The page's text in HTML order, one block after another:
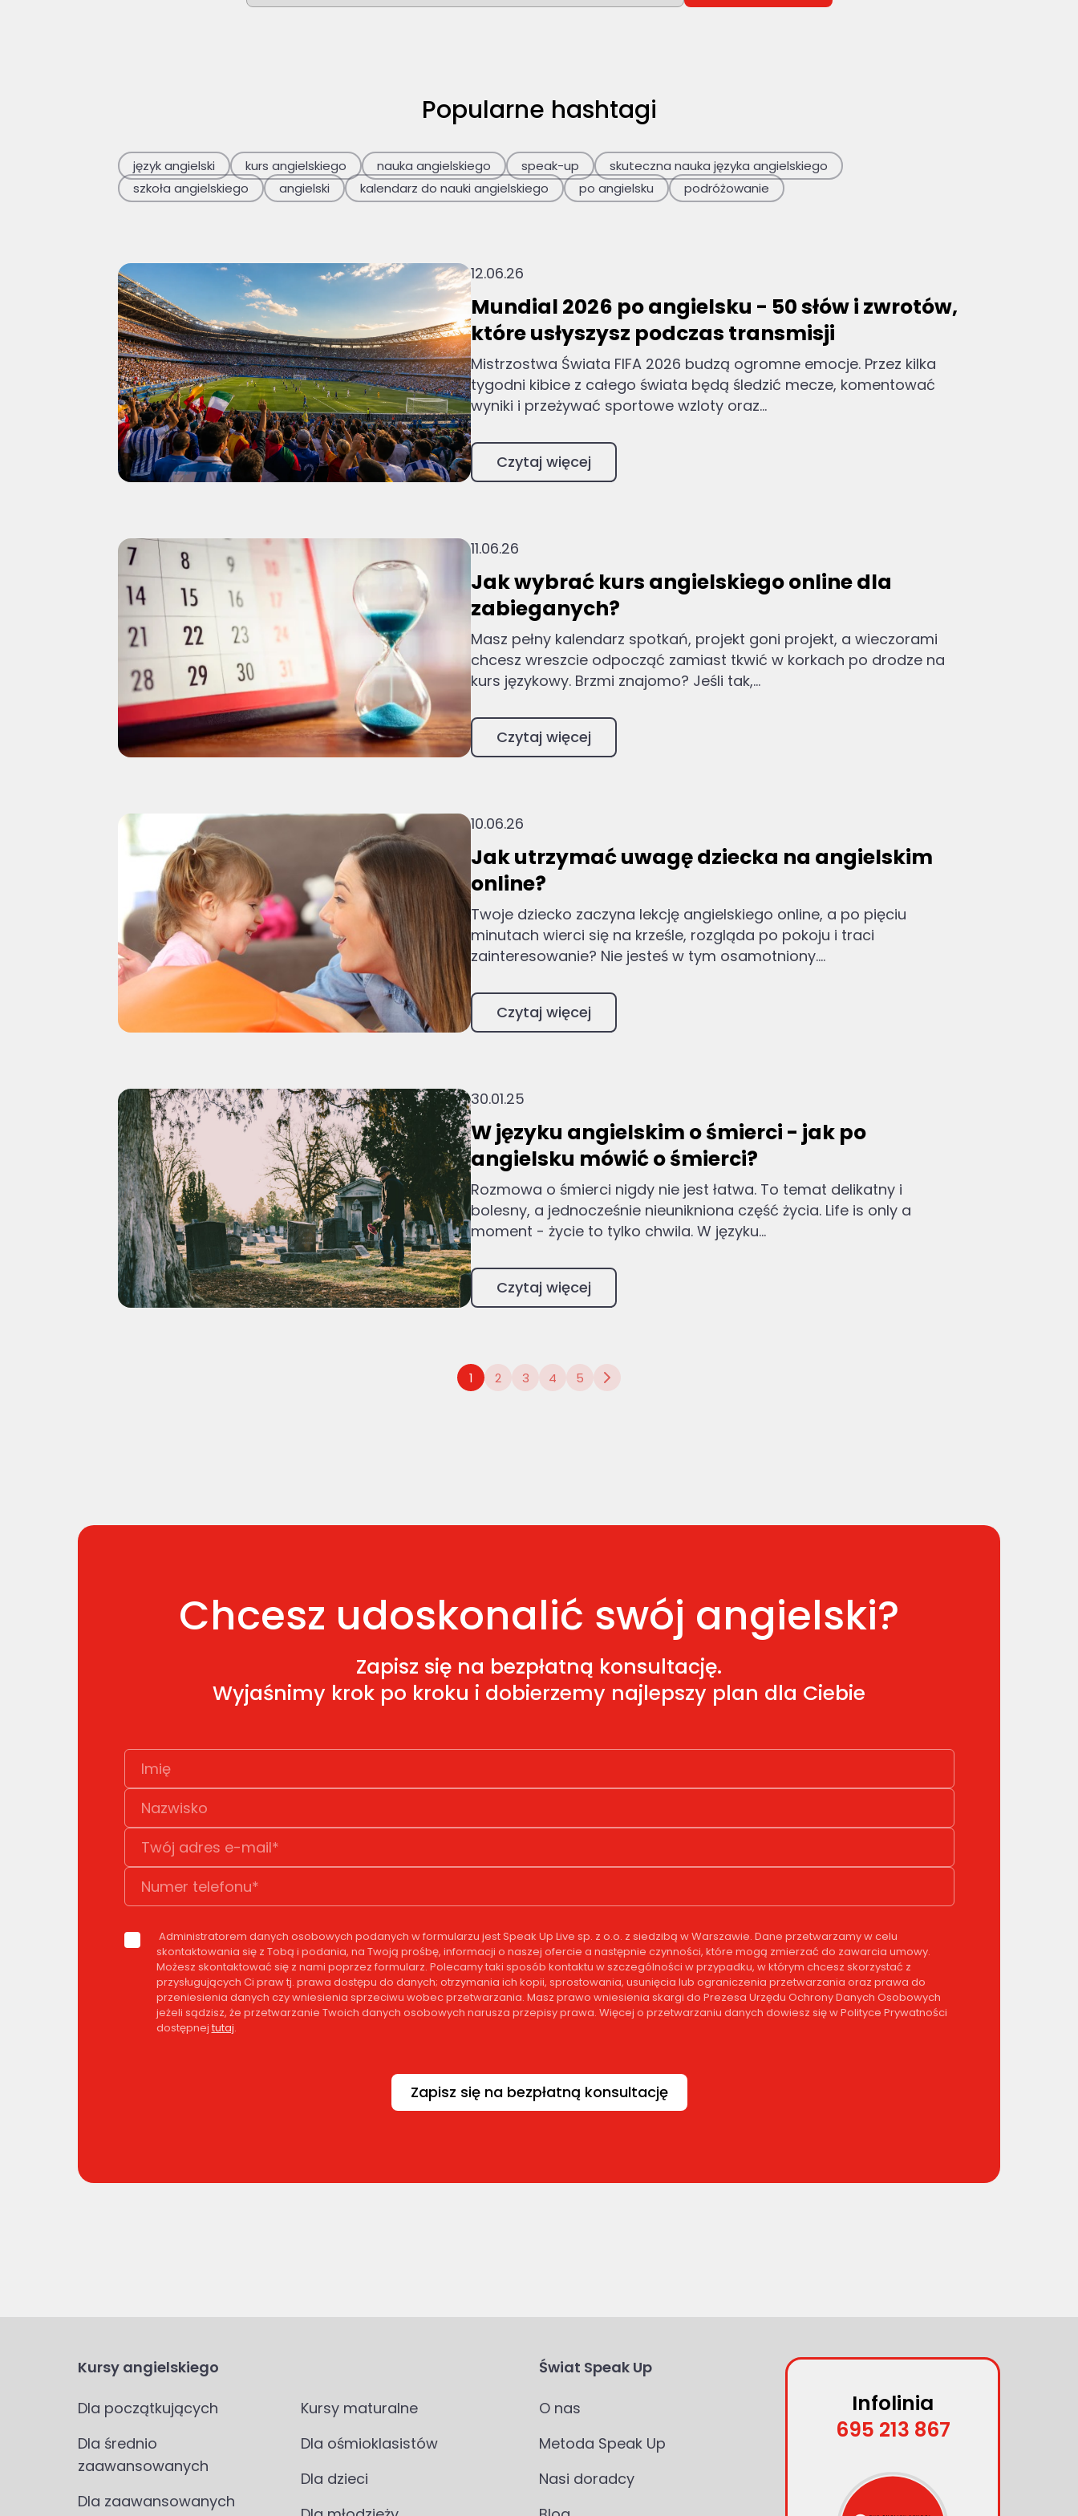
Popularne hashtagi
język angielski kurs angielskiego nauka angielskiego speak-up
skuteczna nauka języka angielskiego
szkoła angielskiego
angielski kalendarz do nauki angielskiego po angielsku podróżowanie
12.06.26
Mundial 2026 po angielsku - 50 słów i zwrotów,
które usłyszysz podczas transmisji
Mistrzostwa Świata FIFA 2026 budzą ogromne emocje. Przez kilka
tygodni kibice z całego świata będą śledzić mecze, komentować
wyniki i przeżywać sportowe wzloty oraz...
Czytaj więcej
11.06.26
Jak wybrać kurs angielskiego online dla
zabieganych?
Masz pełny kalendarz spotkań, projekt goni projekt, a wieczorami
chcesz wreszcie odpocząć zamiast tkwić w korkach po drodze na
kurs językowy. Brzmi znajomo? Jeśli tak,...
Czytaj więcej
10.06.26
Jak utrzymać uwagę dziecka na angielskim
online?
Twoje dziecko zaczyna lekcję angielskiego online, a po pięciu
minutach wierci się na krześle, rozgląda po pokoju i traci
zainteresowanie? Nie jesteś w tym osamotniony....
Czytaj więcej
30.01.25
W języku angielskim o śmierci - jak po
angielsku mówić o śmierci?
Rozmowa o śmierci nigdy nie jest łatwa. To temat delikatny i
bolesny, a jednocześnie nieunikniona część życia. Life is only a
moment - życie to tylko chwila. W języku...
Czytaj więcej
1 2 3 4 5
Chcesz udoskonalić swój angielski?
Zapisz się na bezpłatną konsultację.
Wyjaśnimy krok po kroku i dobierzemy najlepszy plan dla Ciebie
Administratorem danych osobowych podanych w formularzu jest Speak Up Live sp. z o.o. z siedzibą w Warszawie. Dane przetwarzamy w celu
skontaktowania się z Tobą i podania, na Twoją prośbę, informacji o naszej ofercie a następnie czynności, które mogą zmierzać do zawarcia umowy.
Możesz skontaktować się z nami poprzez formularz. Polecamy taki sposób kontaktu w szczególności w przypadku, w którym chcesz skorzystać z
przysługujących Ci praw tj. prawa dostępu do danych; otrzymania ich kopii, sprostowania, usunięcia lub ograniczenia przetwarzania oraz prawa do
przeniesienia danych czy wniesienia sprzeciwu wobec przetwarzania. Masz prawo wniesienia skargi do Prezesa Urzędu Ochrony Danych Osobowych
jeżeli sądzisz, że przetwarzanie Twoich danych osobowych narusza przepisy prawa. Więcej o przetwarzaniu danych dowiesz się w Polityce Prywatności
dostępnej tutaj.
Kursy angielskiego
Dla początkujących
Dla średnio
zaawansowanych
Dla zaawansowanych
Kursy maturalne
Dla ośmioklasistów
Dla dzieci
Świat Speak Up
O nas
Metoda Speak Up
Nasi doradcy
Infolinia
695 213 867